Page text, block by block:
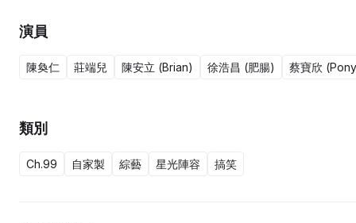
演員
陳奐仁 莊端兒 陳安立 (Brian) 徐浩昌 (肥腸) 蔡寶欣
類別
Ch.99 自家製 綜藝 星光陣容 搞笑